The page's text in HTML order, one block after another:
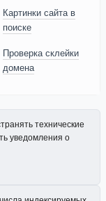
Картинки сайта в
поиске
Проверка склейки
домена
технические
уведомления о